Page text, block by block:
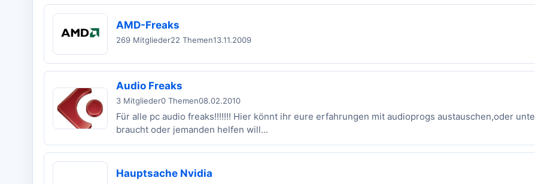
AMD-Freaks
269 Mitglieder22 Themen13.11.2009
Audio Freaks
3 Mitglieder0 Themen08.02.2010
Für alle pc audio freaks!!!!!!! Hier könnt ihr eure erfahrungen mit audioprogs austauschen,oder
braucht oder jemanden helfen will...
Hauptsache Nvidia